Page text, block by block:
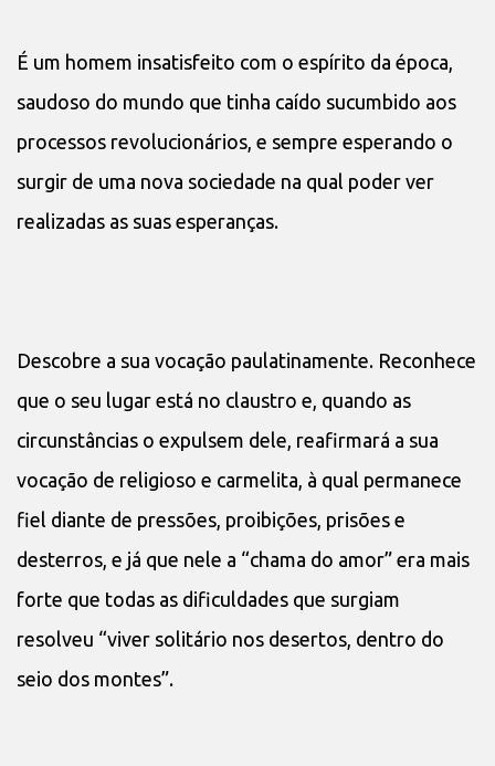
É um homem insatisfeito com o espírito da época,
saudoso do mundo que tinha caído sucumbido aos
processos revolucionários, e sempre esperando o
surgir de uma nova sociedade na qual poder ver
realizadas as suas esperanças.
Descobre a sua vocação paulatinamente. Reconhece
que o seu lugar está no claustro e, quando as
circunstâncias o expulsem dele, reafirmará a sua
vocação de religioso e carmelita, à qual permanece
fiel diante de pressões, proibições, prisões e
desterros, e já que nele a “chama do amor” era mais
forte que todas as dificuldades que surgiam
resolveu “viver solitário nos desertos, dentro do
seio dos montes”.